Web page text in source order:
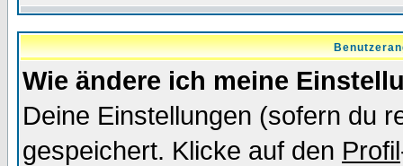
Wie ändere ich meine
Deine Einstellungen (sofern du
gespeichert. Klicke auf den Profil